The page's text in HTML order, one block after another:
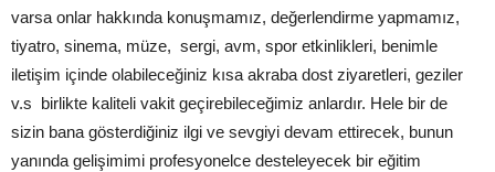
varsa onlar hakkında konuşmamız, değerlendirme yapmamız,
tiyatro, sinema, müze, sergi, avm, spor etkinlikleri, benimle
iletişim içinde olabileceğiniz kısa akraba dost ziyaretleri, geziler
v.s birlikte kaliteli vakit geçirebileceğimiz anlardır. Hele bir de
sizin bana gösterdiğiniz ilgi ve sevgiyi devam ettirecek, bunun
yanında gelişimimi profesyonelce desteleyecek bir eğitim